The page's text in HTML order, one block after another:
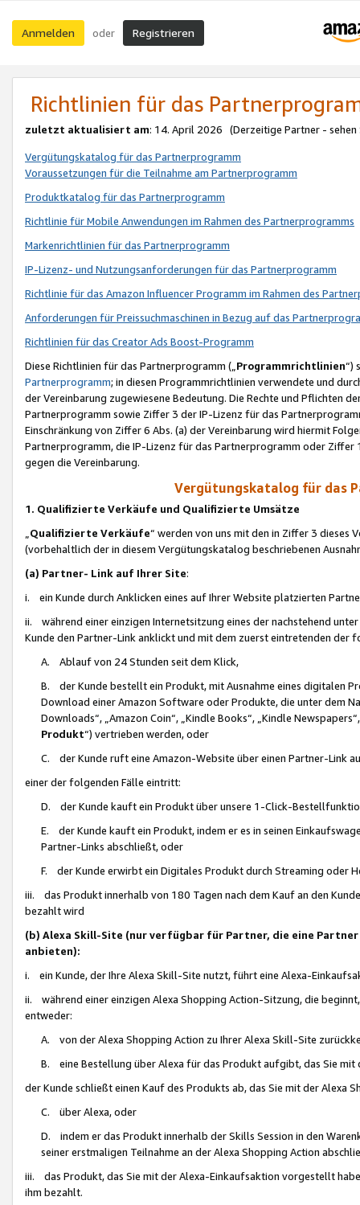
Anmelden oder Registrieren
Richtlinien für das
zuletzt aktualisiert am: 14. April 2026 (Derzeitige Partner - sehen
Vergütungskatalog für das Partnerprogramm
Voraussetzungen für die Teilnahme am Partnerprogramm
Produktkatalog für das Partnerprogramm
Richtlinie für Mobile Anwendungen im Rahmen des Partnerprogramms
Markenrichtlinien für das Partnerprogramm
IP-Lizenz- und Nutzungsanforderungen für das Partnerprogramm
Richtlinie für das Amazon Influencer Programm im Rahmen des
Anforderungen für Preissuchmaschinen in Bezug auf das
Richtlinien für das Creator Ads Boost-Programm
Diese Richtlinien für das Partnerprogramm („Programmrichtlinien“)
Partnerprogramm; in diesen Programmrichtlinien verwendete und
der Vereinbarung zugewiesene Bedeutung. Die Rechte und Pflichten
Partnerprogramm sowie Ziffer 3 der IP-Lizenz für das
Einschränkung von Ziffer 6 Abs. (a) der Vereinbarung wird hiermit
Partnerprogramm, die IP-Lizenz für das Partnerprogramm oder
gegen die Vereinbarung.
Vergütungskatalog für das
1. Qualifizierte Verkäufe und Qualifizierte Umsätze
Qualifizierte Verkäufe“ werden von uns mit den in Ziffer 3
(vorbehaltlich der in diesem Vergütungskatalog beschriebenen
(a) Partner- Link auf Ihrer Site:
i. ein Kunde durch Anklicken eines auf Ihrer Website platzierten
ii. während einer einzigen Internetsitzung eines der nachstehend
Kunde den Partner-Link anklickt und mit dem zuerst eintretenden der
A. Ablauf von 24 Stunden seit dem Klick,
B. der Kunde bestellt ein Produkt, mit Ausnahme eines digitalen
Download einer Amazon Software oder Produkte, die unter dem
Downloads“, „Amazon Coin“, „Kindle Books“, „Kindle
Produkt“) vertrieben werden, oder
C. der Kunde ruft eine Amazon-Website über einen Partner-Link
einer der folgenden Fälle eintritt:
D. der Kunde kauft ein Produkt über unsere 1-Click-
E. der Kunde kauft ein Produkt, indem er es in seinen
Partner-Links abschließt, oder
F. der Kunde erwirbt ein Digitales Produkt durch Streaming oder
iii. das Produkt innerhalb von 180 Tagen nach dem Kauf an den
bezahlt wird
(b) Alexa Skill-Site (nur verfügbar für Partner, die eine
anbieten):
i. ein Kunde, der Ihre Alexa Skill-Site nutzt, führt eine Alexa-
ii. während einer einzigen Alexa Shopping Action-Sitzung, die
entweder:
A. von der Alexa Shopping Action zu Ihrer Alexa Skill-Site
B. eine Bestellung über Alexa für das Produkt aufgibt, das Sie mit
der Kunde schließt einen Kauf des Produkts ab, das Sie mit der Alexa
C. über Alexa, oder
D. indem er das Produkt innerhalb der Skills Session in den
seiner erstmaligen Teilnahme an der Alexa Shopping Action
iii. das Produkt, das Sie mit der Alexa-Einkaufsaktion vorgestellt
ihm bezahlt.